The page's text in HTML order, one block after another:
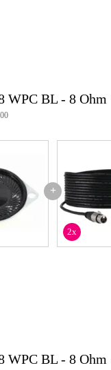
WPC BL - 8
+
2x
WPC BL - 8 Ohm